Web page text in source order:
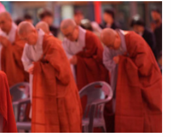
軌捷運，延續黃敏惠「十大旗艦計
照） 此外，張啟楷強調，藍白合不
當選，也會實現「選後共治」的承
敏惠時期的局處首長，政策則會延續
畫」；張啟楷強調，他上任最重要一
軌捷運。 張啟楷表示，今年嘉義燈
區停車位嚴重不足，因為嘉義高鐵站
站體；沒有鐵路連結、沒有捷運共
，如果有了輕軌捷運，可以讓嘉義市
人在燈會上重逢，李禎主動表達心
裡，你真的很重要，我不想再跟你走
感動地抱住她說：「我心裡一直都有
下相擁而吻，確認彼此心意，等待多
也讓「禎有謙」（真有錢）CP再度
，韓東君也展現暖男風度，楊紫不小
的鎖骨，他第一反應就是先拍拍楊紫
？沒事吧？」為了消除彼此的身高
紳士腿高度，而楊紫在觀看回播畫面